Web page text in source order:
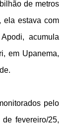
de metros
ela estava com
acumula
em Upanema,
pelo
fevereiro/25,